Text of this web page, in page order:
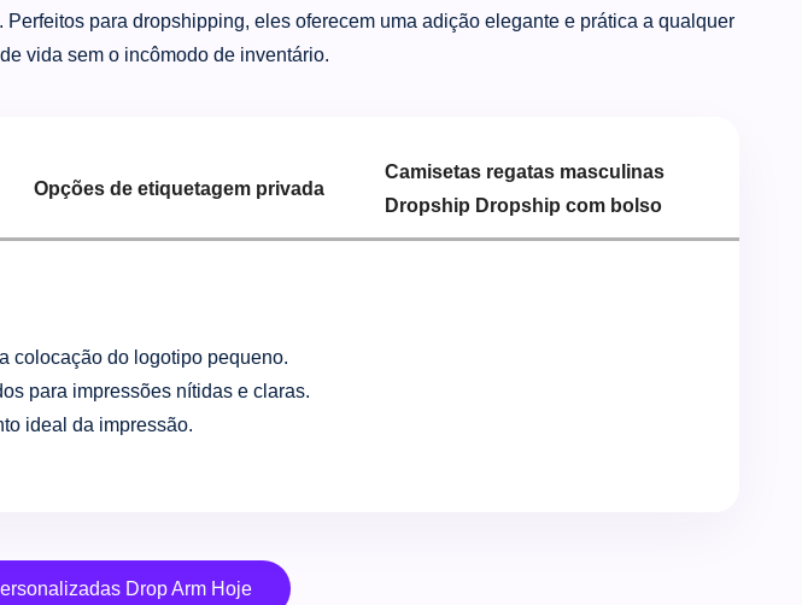
para dropshipping, eles oferecem uma adição elegante e prática a qualquer
vida sem o incômodo de inventário.
Opções de etiquetagem privada
Camisetas regatas masculinas
Dropship Dropship com bolso
colocação do logotipo pequeno.
para impressões nítidas e claras.
ideal da impressão.
Drop Arm Hoje